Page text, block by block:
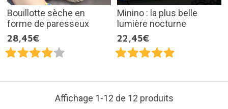
Bouillotte sèche en
forme de paresseux
28,45€
Minino : la plus belle
lumière nocturne
22,45€
Affichage 1-12 de 12 produits